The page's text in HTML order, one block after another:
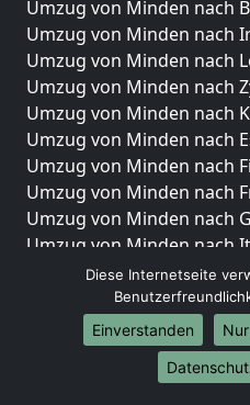
Umzug von Minden nach
Umzug von Minden nach
Umzug von Minden nach
Umzug von Minden nach
Umzug von Minden nach
Umzug von Minden nach
Umzug von Minden nach
Umzug von Minden nach
Umzug von Minden nach
Umzug von Minden nach
Umzug von Minden nach
Umzug von Minden nach
Umzug von Minden nach
Umzug von Minden nach
Umzüge-
Diese Internetseite
Einverstanden